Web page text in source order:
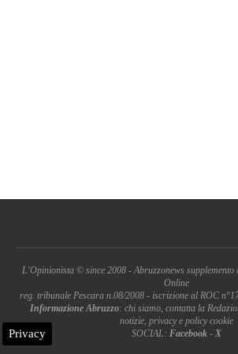
L'Opinionista © since 2008 - Abruzzonews
Online
reg. tribunale Pescara n.08/2008 - iscrizione al ROC
Informazione Abruzzo: chi siamo, contatta la
notizie, privacy e policy cookie
SOCIAL: Facebook - X
Privacy